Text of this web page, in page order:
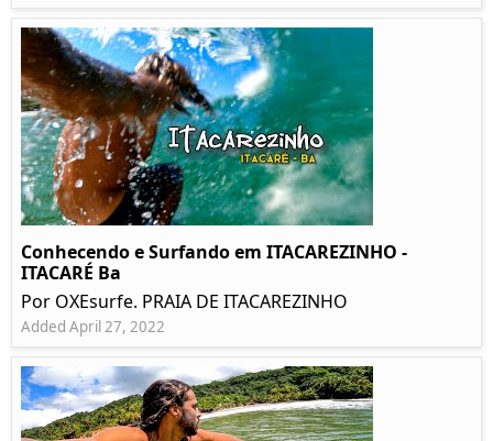
Conhecendo e Surfando em ITACAREZINHO -
ITACARÉ Ba
Por OXEsurfe. PRAIA DE ITACAREZINHO
Added April 27, 2022